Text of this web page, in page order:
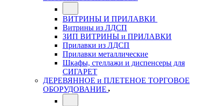
ВИТРИНЫ И ПРИЛАВКИ
Витрины из ЛДСП
ЗИП ВИТРИНЫ и ПРИЛАВКИ
Прилавки из ЛДСП
Прилавки металлические
Шкафы, стеллажи и диспенсеры для
СИГАРЕТ
ДЕРЕВЯННОЕ и ПЛЕТЕНОЕ ТОРГОВОЕ
ОБОРУДОВАНИЕ